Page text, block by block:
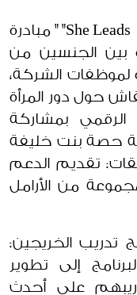
تمكين المرأة من خلال مبادرة She Leads" " مبادرة
بين الجنسين من
لموظفات الشركة،
حول دور المرأة
الرقمي بمشاركة
حصة بنت خليفة
تقديم الدعم
من الأرامل
تدريب الخريجين:
يهدف البرنامج إلى تطوير
على أحدث